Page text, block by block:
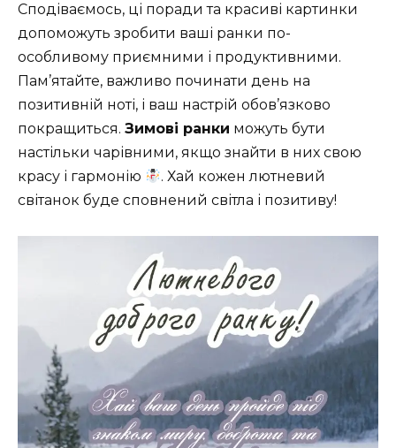
Сподіваємось, ці поради та красиві картинки
допоможуть зробити ваші ранки по-
особливому приємними і продуктивними.
Пам’ятайте, важливо починати день на
позитивній ноті, і ваш настрій обов’язково
покращиться. Зимові ранки можуть бути
настільки чарівними, якщо знайти в них свою
красу і гармонію
. Хай кожен лютневий
світанок буде сповнений світла і позитиву!